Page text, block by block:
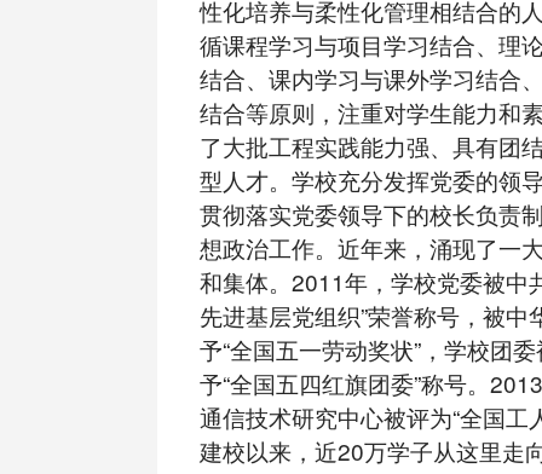
性化培养与柔性化管理相结合的
循课程学习与项目学习结合、理
结合、课内学习与课外学习结合
结合等原则，注重对学生能力和
了大批工程实践能力强、具有团
型人才。学校充分发挥党委的领
贯彻落实党委领导下的校长负责
想政治工作。近年来，涌现了一
和集体。2011年，学校党委被中
先进基层党组织”荣誉称号，被中
予“全国五一劳动奖状”，学校团
予“全国五四红旗团委”称号。
通信技术研究中心被评为“全国工
建校以来，近20万学子从这里走